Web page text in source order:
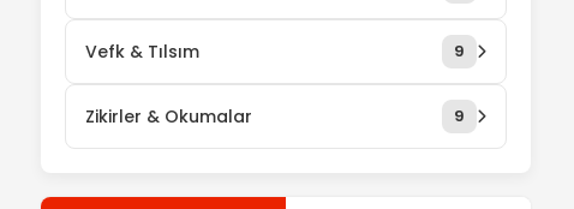
Vefk & Tılsım 9
Zikirler & Okumalar 9